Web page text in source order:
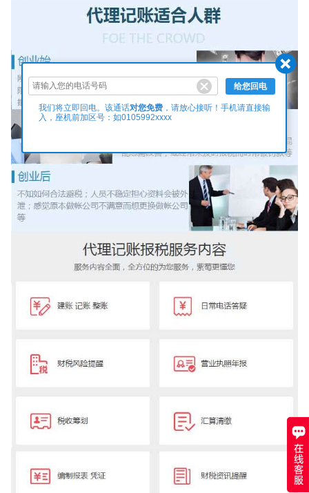
给您回电
我们将立即回电。该通话对您免费，请放心接听！手机请直接输
入，座机前加区号：如0105992xxxx